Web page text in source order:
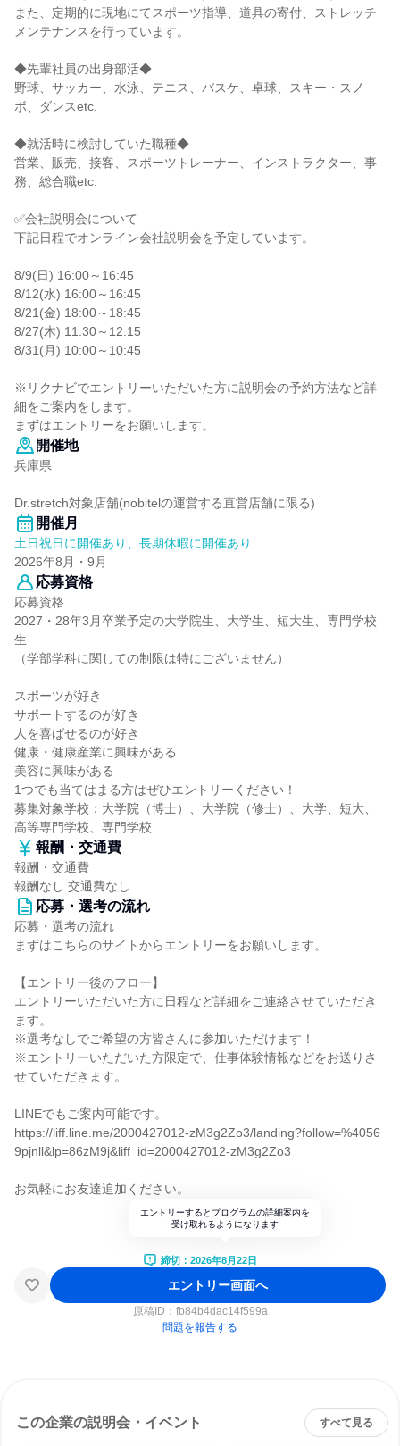
また、定期的に現地にてスポーツ指導、道具の寄付、ストレッチ
メンテナンスを行っています。
◆先輩社員の出身部活◆
野球、サッカー、水泳、テニス、バスケ、卓球、スキー・スノ
ボ、ダンスetc.
◆就活時に検討していた職種◆
営業、販売、接客、スポーツトレーナー、インストラクター、事
務、総合職etc.
✅会社説明会について
下記日程でオンライン会社説明会を予定しています。
8/9(日) 16:00～16:45
8/12(水) 16:00～16:45
8/21(金) 18:00～18:45
8/27(木) 11:30～12:15
8/31(月) 10:00～10:45
※リクナビでエントリーいただいた方に説明会の予約方法など詳
細をご案内をします。
まずはエントリーをお願いします。
開催地
兵庫県
Dr.stretch対象店舗(nobitelの運営する直営店舗に限る)
開催月
土日祝日に開催あり、長期休暇に開催あり
2026年8月・9月
応募資格
応募資格
2027・28年3月卒業予定の大学院生、大学生、短大生、専門学校
生
（学部学科に関しての制限は特にございません）
スポーツが好き
サポートするのが好き
人を喜ばせるのが好き
健康・健康産業に興味がある
美容に興味がある
1つでも当てはまる方はぜひエントリーください！
募集対象学校：大学院（博士）、大学院（修士）、大学、短大、
高等専門学校、専門学校
報酬・交通費
報酬・交通費
報酬なし 交通費なし
応募・選考の流れ
応募・選考の流れ
まずはこちらのサイトからエントリーをお願いします。
【エントリー後のフロー】
エントリーいただいた方に日程など詳細をご連絡させていただき
ます。
※選考なしでご希望の方皆さんに参加いただけます！
※エントリーいただいた方限定で、仕事体験情報などをお送りさ
せていただきます。
LINEでもご案内可能です。
https://liff.line.me/2000427012-zM3g2Zo3/landing?follow=%4056
9pjnll&lp=86zM9j&liff_id=2000427012-zM3g2Zo3
お気軽にお友達追加ください。
エントリーするとプログラムの詳細案内を
受け取れるようになります
締切：2026年8月22日
エントリー画面へ
原稿ID： fb84b4dac14f599a
問題を報告する
この企業の説明会・イベント すべて見る